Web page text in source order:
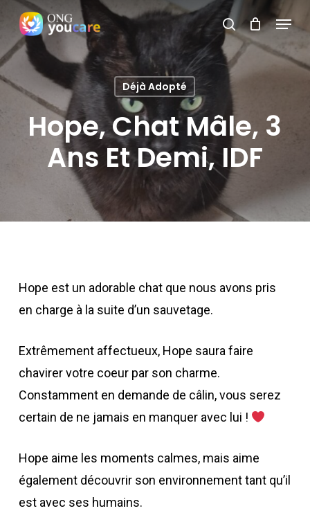
Skip
main
content
search
Menu
Déjà Adopté
Hope, Chat Mâle, 3
Ans Et Demi, IDF
Hope est un adorable chat que nous avons pris
en charge à la suite d’un sauvetage.
Extrêmement affectueux, Hope saura faire
chavirer votre coeur par son charme.
Constamment en demande de câlin, vous serez
certain de ne jamais en manquer avec lui !
Hope aime les moments calmes, mais aime
également découvrir son environnement tant qu’il
est avec ses humains.
Close
Menu